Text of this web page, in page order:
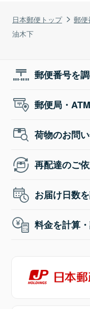
日本郵便トップ 郵
油木下
郵便番号を
郵便局・
荷物のお問
再配達のご
お届け日数
料金を計算